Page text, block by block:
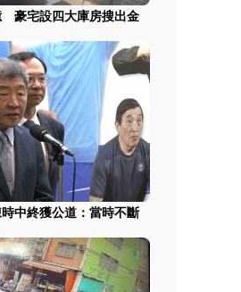
豪宅設四大庫房搜出金
中終獲公道：當時不斷